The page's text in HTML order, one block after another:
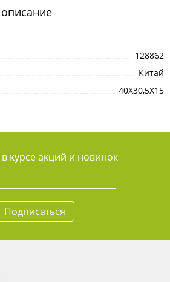
128862
Китай
40X30,5X15
курсе акций и новинок
Подписаться